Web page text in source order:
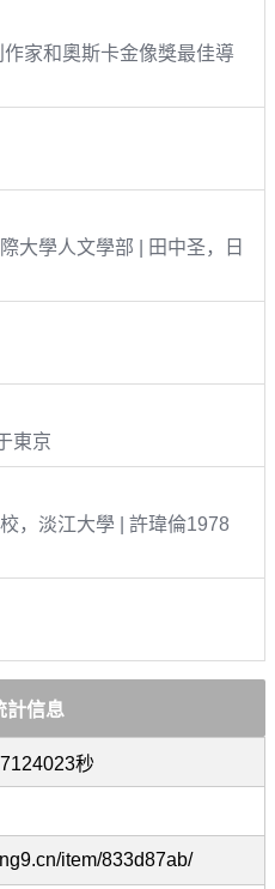
家和奧斯卡金像獎最佳導
大學人文學部 | 田中圣，日
東京
，淡江大學 | 許瑋倫1978
計信息
秒
item/833d87ab/